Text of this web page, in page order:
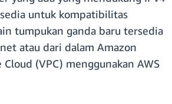
untuk kompatibilitas
tumpukan ganda baru tersedia
atau dari dalam Amazon
(VPC) menggunakan AWS